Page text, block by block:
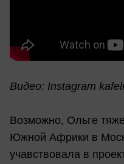
Видео: Instagram
Возможно, Ольге
Южной Африки в
учавствовала в